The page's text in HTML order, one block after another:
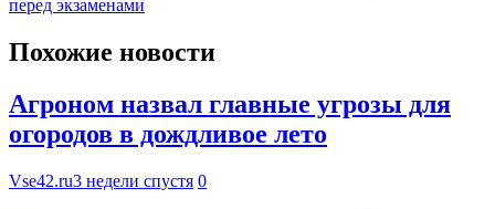
перед экзаменами
Похожие новости
Агроном назвал главные угрозы для
огородов в дождливое лето
Vse42.ru3 недели спустя 0